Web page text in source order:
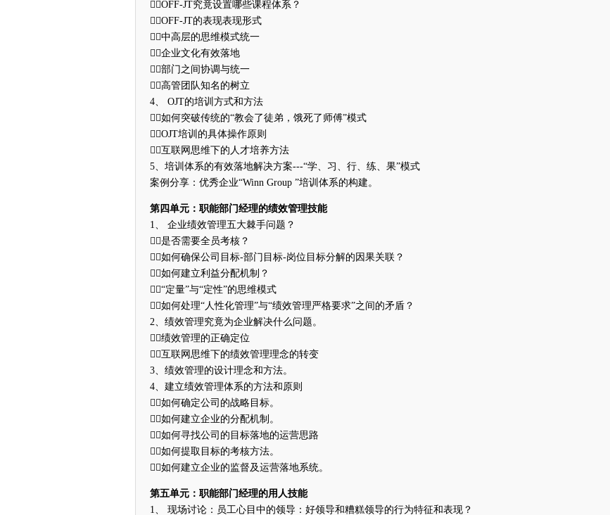
OFF-JT究竟设置哪些课程体系？
OFF-JT的表现表现形式
中高层的思维模式统一
企业文化有效落地
部门之间协调与统一
高管团队知名的树立
4、 OJT的培训方式和方法
如何突破传统的“教会了徒弟，饿死了师傅”模式
OJT培训的具体操作原则
互联网思维下的人才培养方法
5、培训体系的有效落地解决方案---“学、习、行、练、果”模式
案例分享：优秀企业“Winn Group ”培训体系的构建。
第四单元：职能部门经理的绩效管理技能
1、 企业绩效管理五大棘手问题？
是否需要全员考核？
如何确保公司目标-部门目标-岗位目标分解的因果关联？
如何建立利益分配机制？
“定量”与“定性”的思维模式
如何处理“人性化管理”与“绩效管理严格要求”之间的矛盾？
2、绩效管理究竟为企业解决什么问题。
绩效管理的正确定位
互联网思维下的绩效管理理念的转变
3、绩效管理的设计理念和方法。
4、建立绩效管理体系的方法和原则
如何确定公司的战略目标。
如何建立企业的分配机制。
如何寻找公司的目标落地的运营思路
如何提取目标的考核方法。
如何建立企业的监督及运营落地系统。
第五单元：职能部门经理的用人技能
1、 现场讨论：员工心目中的领导：好领导和糟糕领导的行为特征和表现？